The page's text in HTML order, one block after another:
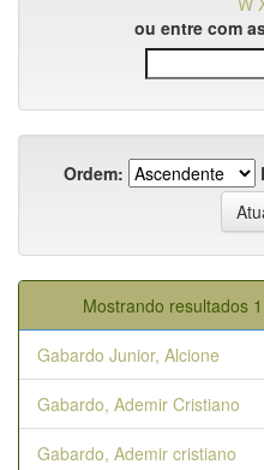
ou entre com
Ordem:
Mostrando resultados
Gabardo Junior, Alcione
Gabardo, Ademir Cristiano
Gabardo, Ademir cristiano